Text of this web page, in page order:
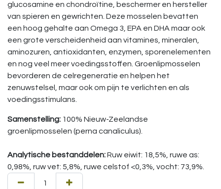
glucosamine en chondroïtine, beschermer en hersteller
van spieren en gewrichten. Deze mosselen bevatten
een hoog gehalte aan Omega 3, EPA en DHA maar ook
een grote verscheidenheid aan vitamines, mineralen,
aminozuren, antioxidanten, enzymen, sporenelementen
en nog veel meer voedingsstoffen. Groenlipmosselen
bevorderen de celregeneratie en helpen het
zenuwstelsel, maar ook om pijn te verlichten en als
voedingsstimulans.
Samenstelling: 100% Nieuw-Zeelandse
groenlipmosselen (perna canaliculus).
Analytische bestanddelen:Ruw eiwit: 18,5%, ruwe as:
0,98%, ruw vet: 5,8%, ruwe celstof <0,3%, vocht: 73,9%.